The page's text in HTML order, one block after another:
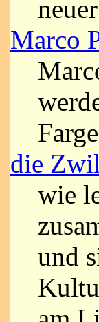
Marco
die
wie
und